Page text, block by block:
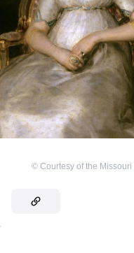
© Courtesy of the